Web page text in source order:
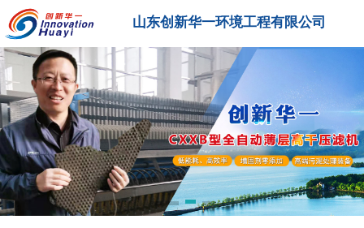
山东创新华一环境工程有限公司